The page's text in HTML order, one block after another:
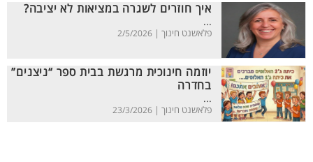
איך חוזרים לשגרה במציאות לא יציבה?
...
פלאשנט חינוך | 2/5/2026
יוזמה חינוכית מרגשת בבית ספר “ניצנים”
בחדרה
...
פלאשנט חינוך | 23/3/2026